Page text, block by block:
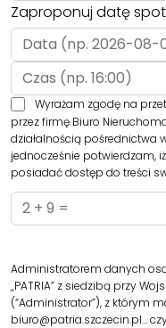
Zaproponuj datę
Wyrażam zgodę na
przez firmę Biuro
działalnością pośrednictwa
jednocześnie potwierdzam,
posiadać dostęp do treści
Administratorem danych
„PATRIA” z siedzibą przy
(“Administrator”), z którym
biuro@patria.szczecin.pl…